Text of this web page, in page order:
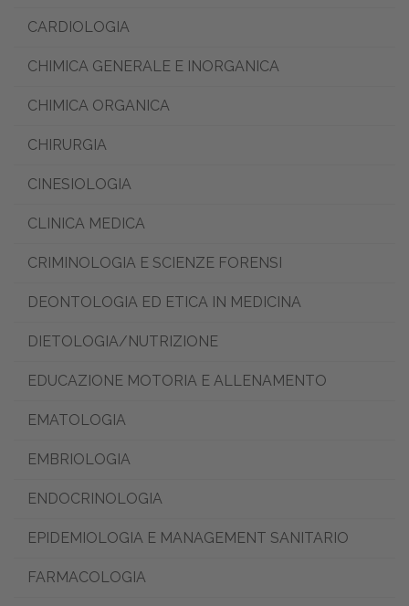
CARDIOLOGIA
CHIMICA GENERALE E INORGANICA
CHIMICA ORGANICA
CHIRURGIA
CINESIOLOGIA
CLINICA MEDICA
CRIMINOLOGIA E SCIENZE FORENSI
DEONTOLOGIA ED ETICA IN MEDICINA
DIETOLOGIA/NUTRIZIONE
EDUCAZIONE MOTORIA E ALLENAMENTO
EMATOLOGIA
EMBRIOLOGIA
ENDOCRINOLOGIA
EPIDEMIOLOGIA E MANAGEMENT SANITARIO
FARMACOLOGIA